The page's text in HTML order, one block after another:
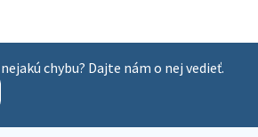
chybu? Dajte nám o nej vedieť.